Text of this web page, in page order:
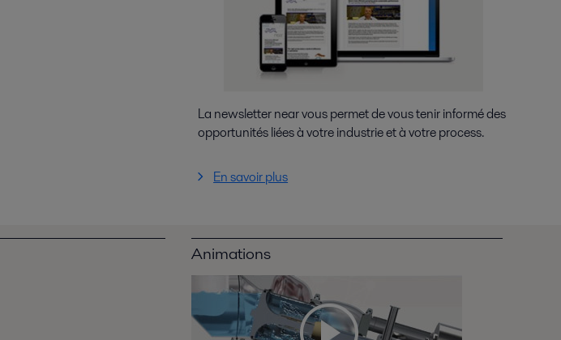
La newsletter near vous permet de vous tenir informé des
opportunités liées à votre industrie et à votre process.
En savoir plus
Animations